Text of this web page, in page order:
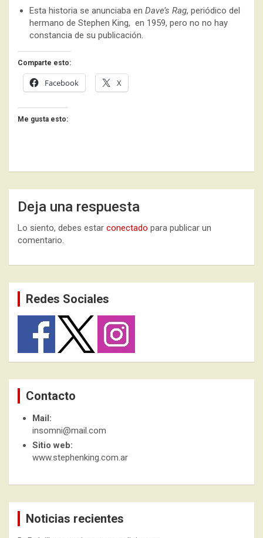
Esta historia se anunciaba en Dave’s Rag, periódico del
hermano de Stephen King, en 1959, pero no no hay
constancia de su publicación.
Comparte esto:
Facebook X
Me gusta esto:
Deja una respuesta
Lo siento, debes estar conectado para publicar un
comentario.
Redes Sociales
Contacto
Mail:
insomni@mail.com
Sitio web:
www.stephenking.com.ar
Noticias recientes